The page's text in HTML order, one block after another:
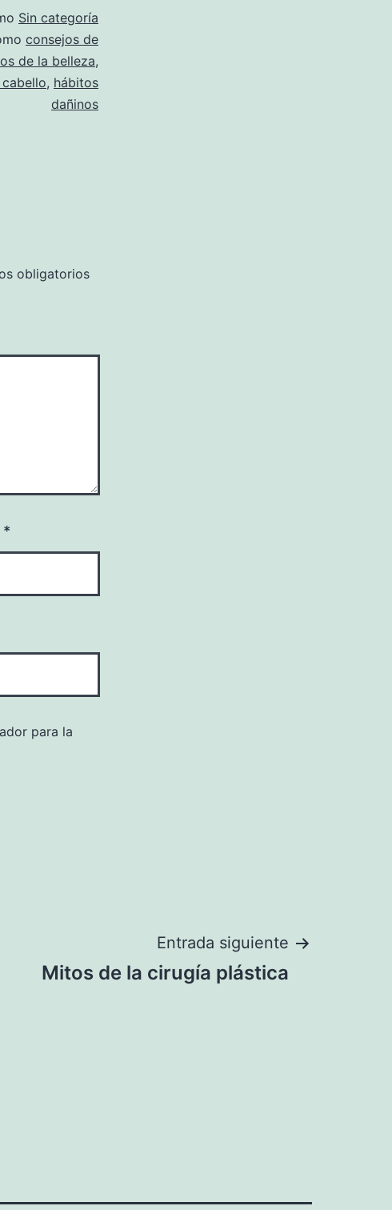
Sin categoría
consejos de
de la belleza,
, hábitos
dañinos
obligatorios
*
para la
Entrada siguiente
Mitos de la cirugía plástica